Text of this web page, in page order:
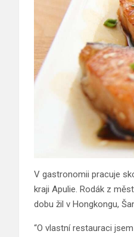
V gastronomii pracuje
kraji Apulie. Rodák z
dobu žil v Hongkongu,
“O vlastní restauraci